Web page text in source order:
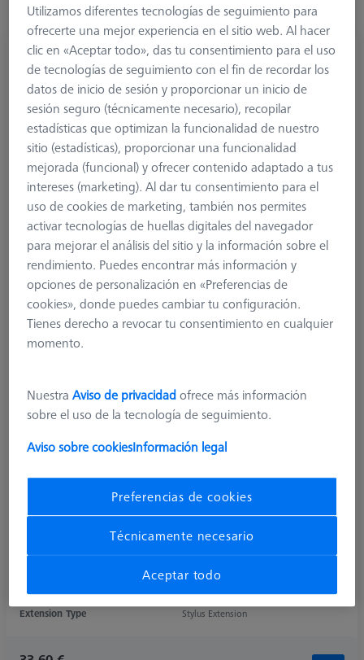
Extensión, M5, titanio
602030-9048-000
Extension
Length (L)
25,0 mm
Titanium
Connection Type
M5
Extend
Ø Body (DG)
18,0 mm
27,6 g
Connection Type Out
M5
Extension Type
Stylus Extension
Utilizamos diferentes tecnologías de seguimiento para
ofrecerte una mejor experiencia en el sitio web. Al hacer
clic en «Aceptar todo», das tu consentimiento para el uso
de tecnologías de seguimiento con el fin de recordar los
datos de inicio de sesión y proporcionar un inicio de
sesión seguro (técnicamente necesario), recopilar
estadísticas que optimizan la funcionalidad de nuestro
sitio (estadísticas), proporcionar una funcionalidad
mejorada (funcional) y ofrecer contenido adaptado a tus
intereses (marketing). Al dar tu consentimiento para el
uso de cookies de marketing, también nos permites
activar tecnologías de huellas digitales del navegador
para mejorar el análisis del sitio y la información sobre el
rendimiento. Puedes encontrar más información y
opciones de personalización en «Preferencias de
cookies», donde puedes cambiar tu configuración.
Tienes derecho a revocar tu consentimiento en cualquier
momento.
NuestraAviso de privacidadofrece más información
sobre el uso de la tecnología de seguimiento.
Aviso sobre cookiesInformación legal
Preferencias de cookies
Técnicamente necesario
Aceptar todo